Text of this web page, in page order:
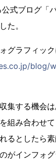
式ブログ「
た。
グラフィッ
blog/
集する機会
組み合わせ
るとしたら
がインフォグ